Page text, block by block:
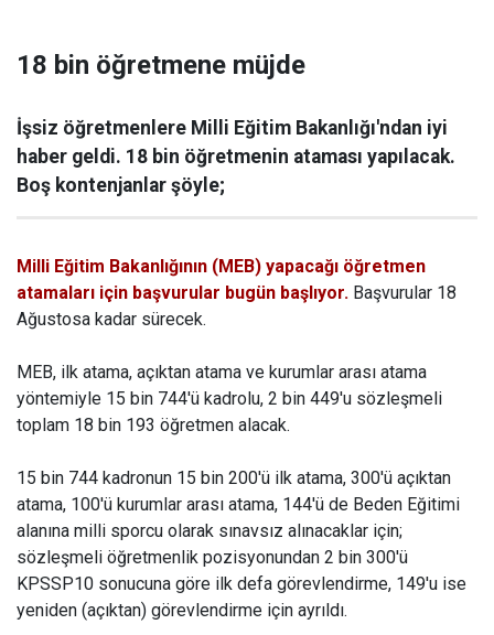
18 bin öğretmene müjde
İşsiz öğretmenlere Milli Eğitim Bakanlığı'ndan iyi
haber geldi. 18 bin öğretmenin ataması yapılacak.
Boş kontenjanlar şöyle;
Milli Eğitim Bakanlığının (MEB) yapacağı öğretmen
atamaları için başvurular bugün başlıyor. Başvurular 18
Ağustosa kadar sürecek.
MEB, ilk atama, açıktan atama ve kurumlar arası atama
yöntemiyle 15 bin 744'ü kadrolu, 2 bin 449'u sözleşmeli
toplam 18 bin 193 öğretmen alacak.
15 bin 744 kadronun 15 bin 200'ü ilk atama, 300'ü açıktan
atama, 100'ü kurumlar arası atama, 144'ü de Beden Eğitimi
alanına milli sporcu olarak sınavsız alınacaklar için;
sözleşmeli öğretmenlik pozisyonundan 2 bin 300'ü
KPSSP10 sonucuna göre ilk defa görevlendirme, 149'u ise
yeniden (açıktan) görevlendirme için ayrıldı.